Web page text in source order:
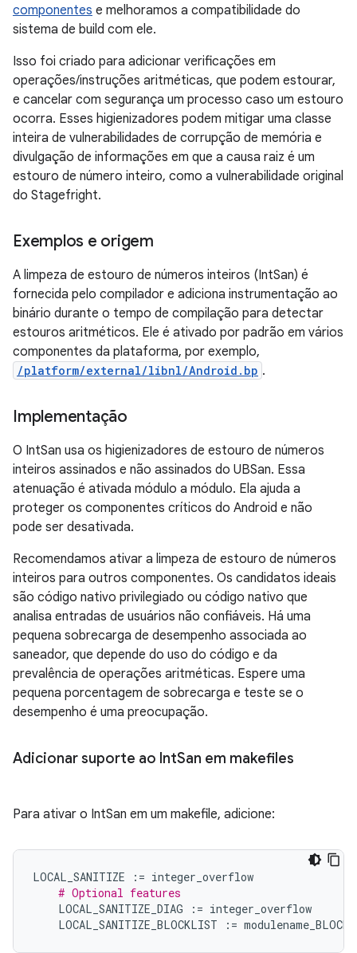
componentes e melhoramos a compatibilidade do
sistema de build com ele.
Isso foi criado para adicionar verificações em
operações/instruções aritméticas, que podem estourar,
e cancelar com segurança um processo caso um estouro
ocorra. Esses higienizadores podem mitigar uma classe
inteira de vulnerabilidades de corrupção de memória e
divulgação de informações em que a causa raiz é um
estouro de número inteiro, como a vulnerabilidade original
do Stagefright.
Exemplos e origem
A limpeza de estouro de números inteiros (IntSan) é
fornecida pelo compilador e adiciona instrumentação ao
binário durante o tempo de compilação para detectar
estouros aritméticos. Ele é ativado por padrão em vários
componentes da plataforma, por exemplo,
/platform/external/libnl/Android.bp .
Implementação
O IntSan usa os higienizadores de estouro de números
inteiros assinados e não assinados do UBSan. Essa
atenuação é ativada módulo a módulo. Ela ajuda a
proteger os componentes críticos do Android e não
pode ser desativada.
Recomendamos ativar a limpeza de estouro de números
inteiros para outros componentes. Os candidatos ideais
são código nativo privilegiado ou código nativo que
analisa entradas de usuários não confiáveis. Há uma
pequena sobrecarga de desempenho associada ao
saneador, que depende do uso do código e da
prevalência de operações aritméticas. Espere uma
pequena porcentagem de sobrecarga e teste se o
desempenho é uma preocupação.
Adicionar suporte ao IntSan em makefiles
Para ativar o IntSan em um makefile, adicione:
LOCAL_SANITIZE := integer_overflow
# Optional features
LOCAL_SANITIZE_DIAG
:= integer_overflow
LOCAL_SANITIZE_BLOCKLIST
:=